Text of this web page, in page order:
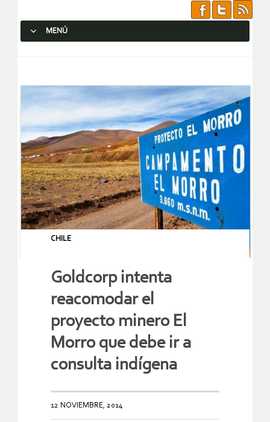
MENÚ
CHILE
Goldcorp intenta
reacomodar el
proyecto minero El
Morro que debe ir a
consulta indígena
12 NOVIEMBRE, 2014